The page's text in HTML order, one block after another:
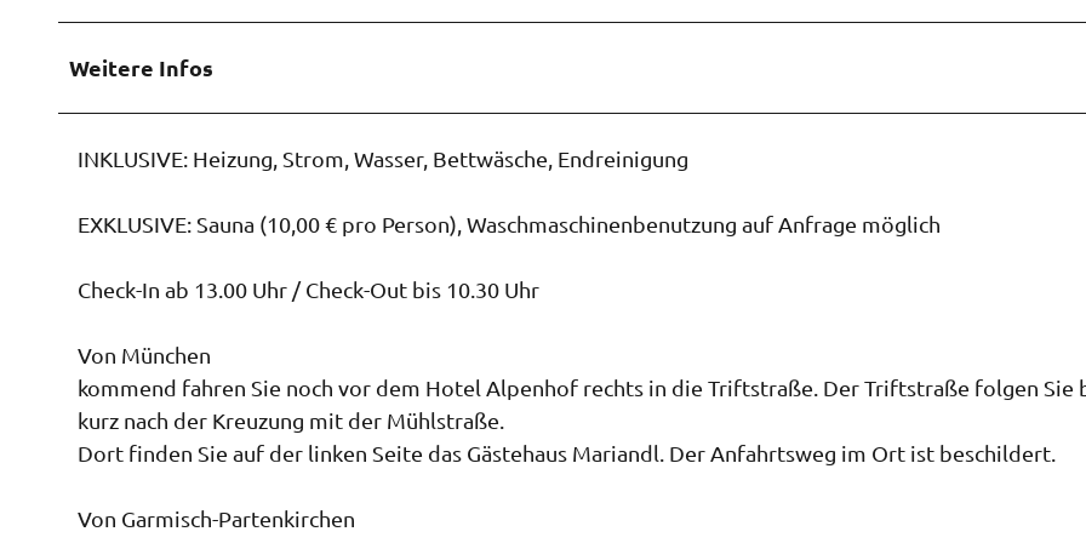
Weitere Infos
INKLUSIVE: Heizung, Strom, Wasser, Bettwäsche, Endreinigung
EXKLUSIVE: Sauna (10,00 € pro Person), Waschmaschinenbenutzung auf Anfrage möglich
Check-In ab 13.00 Uhr / Check-Out bis 10.30 Uhr
Von München
kommend fahren Sie noch vor dem Hotel Alpenhof rechts in die Triftstraße. Der Triftstraße folgen Sie
kurz nach der Kreuzung mit der Mühlstraße.
Dort finden Sie auf der linken Seite das Gästehaus Mariandl. Der Anfahrtsweg im Ort ist beschildert.
Von Garmisch-Partenkirchen